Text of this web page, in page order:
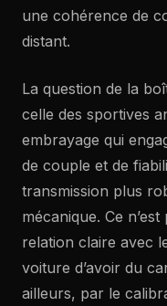
une cohérence de
distant.
La question de la
celle des sportives
embrayage qui
de couple et de
transmission plus
mécanique. Ce
relation claire avec
voiture d’avoir du
ailleurs, par le